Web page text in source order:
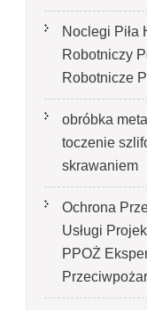
Noclegi Piła
Robotniczy
Robotnicze
obróbka
toczenie
skrawaniem
Ochrona
Usługi
PPOŻ